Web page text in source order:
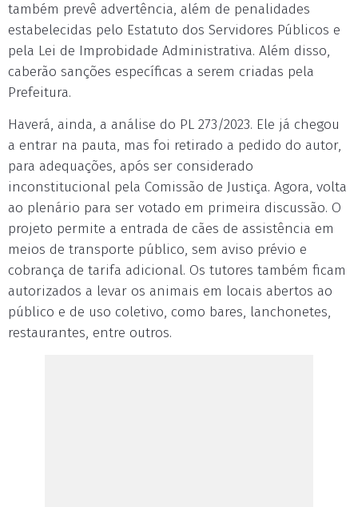
também prevê advertência, além de penalidades
estabelecidas pelo Estatuto dos Servidores Públicos e
pela Lei de Improbidade Administrativa. Além disso,
caberão sanções específicas a serem criadas pela
Prefeitura.
Haverá, ainda, a análise do PL 273/2023. Ele já chegou
a entrar na pauta, mas foi retirado a pedido do autor,
para adequações, após ser considerado
inconstitucional pela Comissão de Justiça. Agora, volta
ao plenário para ser votado em primeira discussão. O
projeto permite a entrada de cães de assistência em
meios de transporte público, sem aviso prévio e
cobrança de tarifa adicional. Os tutores também ficam
autorizados a levar os animais em locais abertos ao
público e de uso coletivo, como bares, lanchonetes,
restaurantes, entre outros.